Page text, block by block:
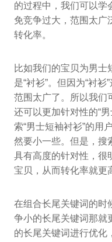
的过程中，我们可以学
免竞争过大，范围太广
转化率。
比如我们的宝贝为男士
是“衬衫”。但因为“衬
范围太广了。所以我们
还可以更加针对性的“
索“男士短袖衬衫”的用
然要小一些。但是，搜
具有高度的针对性，很
宝贝，从而转化率就更
在组合长尾关键词的时
争小的长尾关键词那就
的长尾关键词进行优化